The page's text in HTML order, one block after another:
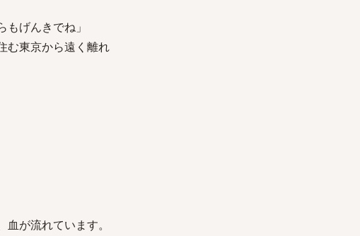
げんきでね」
む東京から遠く離れ
が流れています。